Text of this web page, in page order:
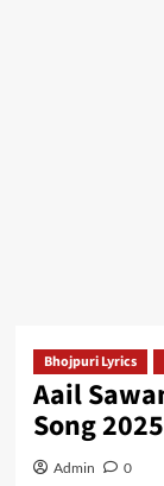
Bhojpuri Lyrics
Aail
Song 2025
Admin 0